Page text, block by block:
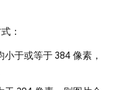
：
于或等于 384 像素，